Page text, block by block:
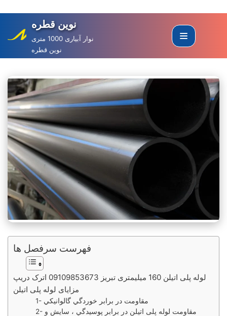
to
content
نوین قطره
نوار آبیاری 1000 متری
نوین قطره
فهرست سرفصل ها
لوله پلی اتیلن 160 میلیمتری تبریز 09109853673 اترک دریپ
مزايای لوله پلی اتيلن
1- مقاومت در برابر خوردگي گالوانيكي
2- مقاومت لوله پلی اتیلن در برابر پوسيدگي ، سايش و